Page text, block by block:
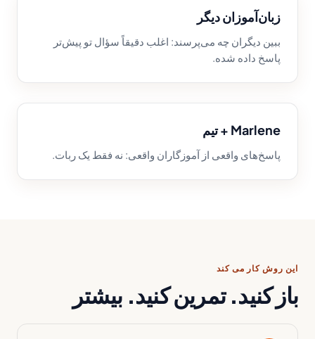
زبان‌آموزان دیگر
ببین دیگران چه می‌پرسند: اغلب دقیقاً سؤال تو پیش‌تر
پاسخ داده شده.
Marlene + تیم
پاسخ‌های واقعی از آموزگاران واقعی: نه فقط یک ربات.
این روش کار می کند
باز کنید. تمرین کنید. بیشتر